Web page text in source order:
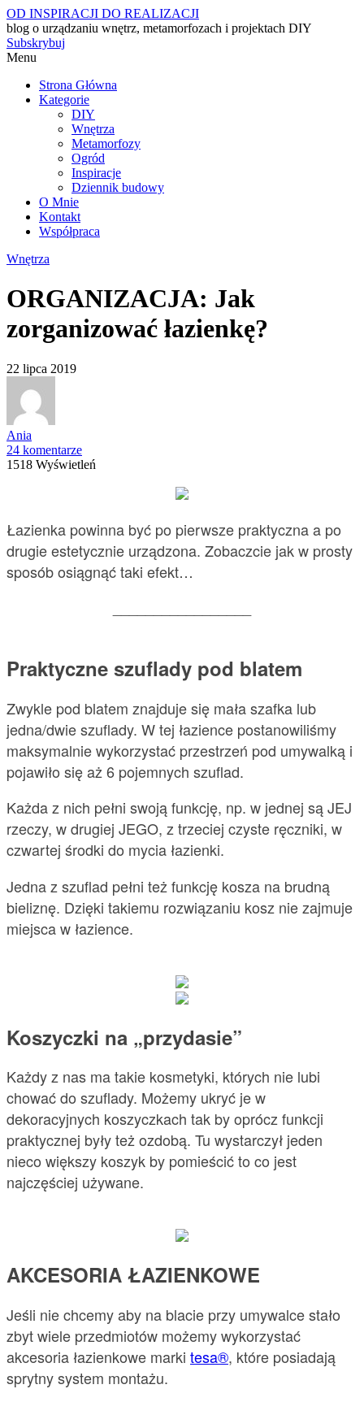
OD INSPIRACJI DO REALIZACJI
blog o urządzaniu wnętrz, metamorfozach i projektach DIY
Subskrybuj
Menu
Strona Główna
Kategorie
DIY
Wnętrza
Metamorfozy
Ogród
Inspiracje
Dziennik budowy
O Mnie
Kontakt
Współpraca
Wnętrza
ORGANIZACJA: Jak
zorganizować łazienkę?
22 lipca 2019
Ania
24 komentarze
1518 Wyświetleń
Łazienka powinna być po pierwsze praktyczna a po
drugie estetycznie urządzona. Zobaczcie jak w prosty
sposób osiągnąć taki efekt…
Praktyczne szuflady pod blatem
Zwykle pod blatem znajduje się mała szafka lub
jedna/dwie szuflady. W tej łazience postanowiliśmy
maksymalnie wykorzystać przestrzeń pod umywalką i
pojawiło się aż 6 pojemnych szuflad.
Każda z nich pełni swoją funkcję, np. w jednej są JEJ
rzeczy, w drugiej JEGO, z trzeciej czyste ręczniki, w
czwartej środki do mycia łazienki.
Jedna z szuflad pełni też funkcję kosza na brudną
bieliznę. Dzięki takiemu rozwiązaniu kosz nie zajmuje
miejsca w łazience.
Koszyczki na „przydasie”
Każdy z nas ma takie kosmetyki, których nie lubi
chować do szuflady. Możemy ukryć je w
dekoracyjnych koszyczkach tak by oprócz funkcji
praktycznej były też ozdobą. Tu wystarczył jeden
nieco większy koszyk by pomieścić to co jest
najczęściej używane.
AKCESORIA ŁAZIENKOWE
Jeśli nie chcemy aby na blacie przy umywalce stało
zbyt wiele przedmiotów możemy wykorzystać
akcesoria łazienkowe marki tesa®, które posiadają
sprytny system montażu.